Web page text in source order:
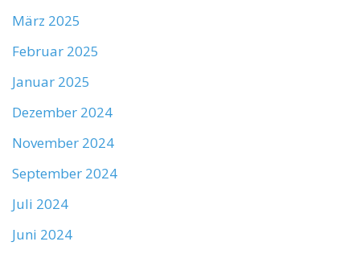
März 2025
Februar 2025
Januar 2025
Dezember 2024
November 2024
September 2024
Juli 2024
Juni 2024